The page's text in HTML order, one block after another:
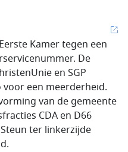
Kamer tegen een
De
en SGP
een meerderheid.
van de gemeente
CDA en D66
Steun ter linkerzijde